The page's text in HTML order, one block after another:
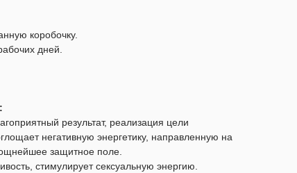
коробочку.
дней.
результат, реализация цели
негативную энергетику, направленную на
защитное поле.
стимулирует сексуальную энергию.